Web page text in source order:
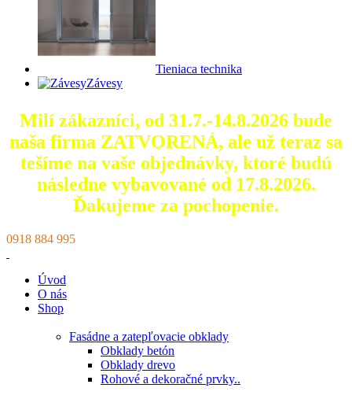
Tieniaca technika
Závesy
Milí zákazníci, od 31.7.-14.8.2026 bude
naša firma ZATVORENÁ, ale už teraz sa
tešíme na vaše objednávky, ktoré budú
následne vybavované od 17.8.2026.
Ďakujeme za pochopenie.
0918 884 995
Úvod
O nás
Shop
Fasádne a zatepľovacie obklady
Obklady betón
Obklady drevo
Rohové a dekoračné prvky..